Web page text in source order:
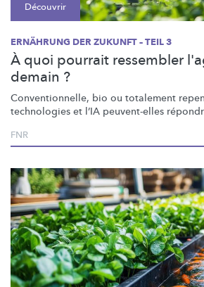
Découvrir
ERNÄHRUNG DER ZUKUNFT – TEIL 3
À quoi pourrait ressembler
demain ?
Conventionnelle, bio ou totalement
technologies et l’IA peuvent-elles
FNR